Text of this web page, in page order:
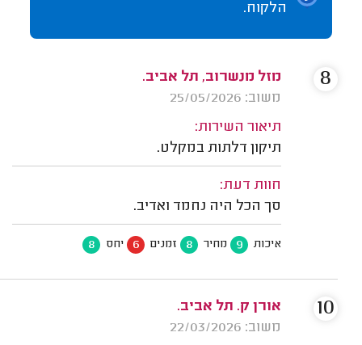
הלקוח.
מזל מנשרוב, תל אביב.
משוב: 25/05/2026
תיאור השירות:
תיקון דלתות במקלט.
חוות דעת:
סך הכל היה נחמד ואדיב.
איכות 9 מחיר 8 זמנים 6 יחס 8
8
אורן ק. תל אביב.
משוב: 22/03/2026
10